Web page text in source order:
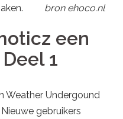
maken. bron ehoco.nl
een
1
Weather Undergound
gebruikers